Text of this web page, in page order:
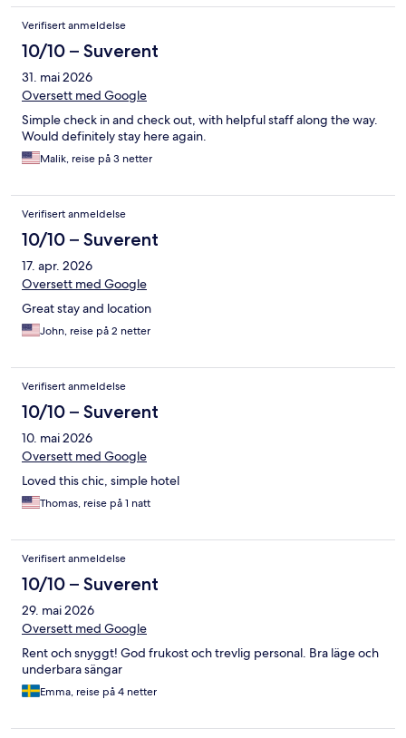
Verifisert anmeldelse
10/10 – Suverent
31. mai 2026
Oversett med Google
Simple check in and check out, with helpful staff along the way.
Would definitely stay here again.
Malik, reise på 3 netter
Verifisert anmeldelse
10/10 – Suverent
17. apr. 2026
Oversett med Google
Great stay and location
John, reise på 2 netter
Verifisert anmeldelse
10/10 – Suverent
10. mai 2026
Oversett med Google
Loved this chic, simple hotel
Thomas, reise på 1 natt
Verifisert anmeldelse
10/10 – Suverent
29. mai 2026
Oversett med Google
Rent och snyggt! God frukost och trevlig personal. Bra läge och
underbara sängar
Emma, reise på 4 netter